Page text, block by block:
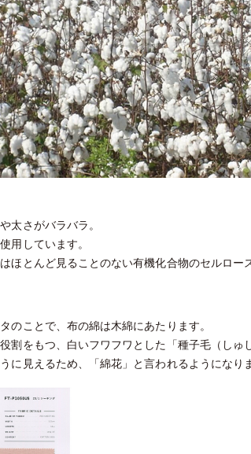
太さがバラバラ。
用しています。
ほとんど見ることのない有機化合物のセルロー
のことで、布の綿は木綿にあたります。
割をもつ、白いフワフワとした「種子毛（しゅ
に見えるため、「綿花」と言われるようになり